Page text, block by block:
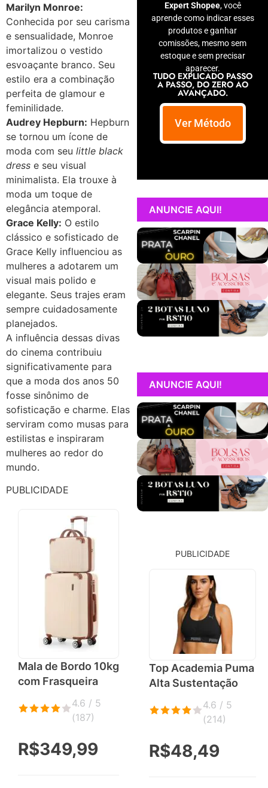
Marilyn Monroe:
Conhecida por seu carisma
e sensualidade, Monroe
imortalizou o vestido
esvoaçante branco. Seu
estilo era a combinação
perfeita de glamour e
feminilidade.
Audrey Hepburn: Hepburn
se tornou um ícone de
moda com seu little black
dress e seu visual
minimalista. Ela trouxe à
moda um toque de
elegância atemporal.
Grace Kelly: O estilo
clássico e sofisticado de
Grace Kelly influenciou as
mulheres a adotarem um
visual mais polido e
elegante. Seus trajes eram
sempre cuidadosamente
planejados.
A influência dessas divas
do cinema contribuiu
significativamente para
que a moda dos anos 50
fosse sinônimo de
sofisticação e charme. Elas
serviram como musas para
estilistas e inspiraram
mulheres ao redor do
mundo.
PUBLICIDADE
Mala de Bordo 10kg
com Frasqueira
4.6 / 5
(187)
R$349,99
Expert Shopee, você
aprende como indicar esses
produtos e ganhar
comissões, mesmo sem
estoque e sem precisar
aparecer.
TUDO EXPLICADO PASSO
A PASSO, DO ZERO AO
AVANÇADO.
Ver Método
ANUNCIE AQUI!
ANUNCIE AQUI!
PUBLICIDADE
Top Academia Puma
Alta Sustentação
4.6 / 5
(214)
R$48,49